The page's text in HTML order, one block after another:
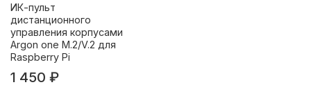
ИК-пульт
дистанционного
управления корпусами
Argon one M.2/V.2 для
Raspberry Pi
1 450 ₽